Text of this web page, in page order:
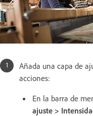
Añada una capa de
acciones:
En la barra de
ajuste >